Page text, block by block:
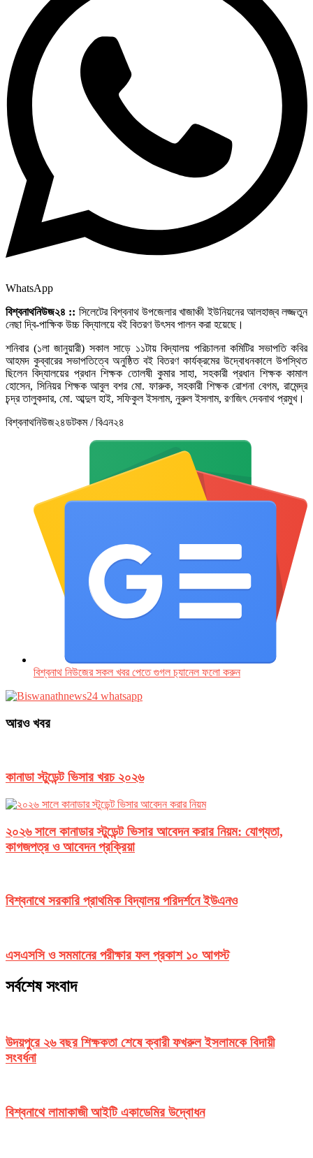
WhatsApp
বিশ্বনাথনিউজ২৪ :: সিলেটের বিশ্বনাথ উপজেলার খাজাঞ্চী ইউনিয়নের আলহাজ্ব লজ্জতুন
নেছা দ্বি-পাক্ষিক উচ্চ বিদ্যালয়ে বই বিতরণ উৎসব পালন করা হয়েছে।
শনিবার (১লা জানুয়ারী) সকাল সাড়ে ১১টায় বিদ্যালয় পরিচালনা কমিটির সভাপতি কবির
আহমদ কুব্বারের সভাপতিত্বে অনুষ্ঠিত বই বিতরণ কার্যক্রমের উদ্বোধনকালে উপস্থিত
ছিলেন বিদ্যালয়ের প্রধান শিক্ষক তোলষী কুমার সাহা, সহকারী প্রধান শিক্ষক কামাল
হোসেন, সিনিয়র শিক্ষক আবুল বশর মো. ফারুক, সহকারী শিক্ষক রোশনা বেগম, রামেন্দ্র
চন্দ্র তালুকদার, মো. আব্দুল হাই, সফিকুল ইসলাম, নুরুল ইসলাম, রণজিৎ দেবনাথ প্রমুখ।
বিশ্বনাথনিউজ২৪ডটকম / বিএন২৪
বিশ্বনাথ নিউজের সকল খবর পেতে গুগল চ‌্যানেল ফলো করুন
আরও খবর
কানাডা স্টুডেন্ট ভিসার খরচ ২০২৬
২০২৬ সালে কানাডার স্টুডেন্ট ভিসার আবেদন করার নিয়ম: যোগ্যতা,
কাগজপত্র ও আবেদন প্রক্রিয়া
বিশ্বনাথে সরকারি প্রাথমিক বিদ্যালয় পরিদর্শনে ইউএনও
এসএসসি ও সমমানের পরীক্ষার ফল প্রকাশ ১০ আগস্ট
সর্বশেষ সংবাদ
উদয়পুরে ২৬ বছর শিক্ষকতা শেষে ক্বারী ফখরুল ইসলামকে বিদায়ী
সংবর্ধনা
বিশ্বনাথে লামাকাজী আইটি একাডেমির উদ্বোধন